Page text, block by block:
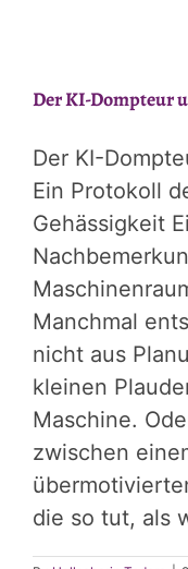
Der KI-Dompteur
Der KI-
Ein Protokoll
Gehässigkeit
Manchmal
nicht aus
kleinen
Maschine.
zwischen
die so tut, als